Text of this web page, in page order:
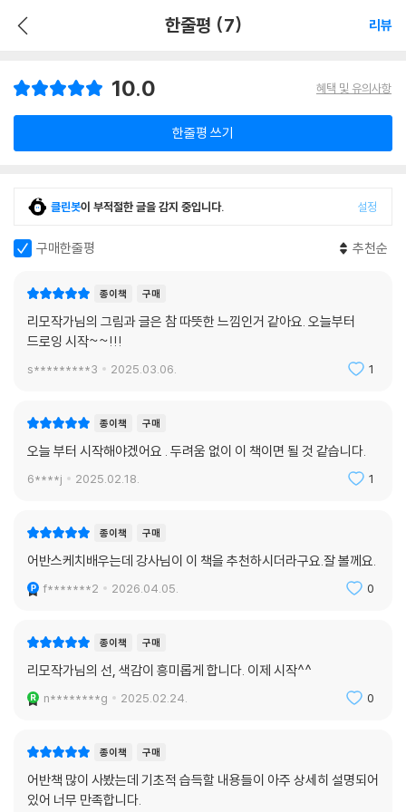
한줄평 (7) 리뷰
10.0 혜택 및 유의사항
한줄평 쓰기
클린봇이 부적절한 글을 감지 중입니다. 설정
구매한줄평 추천순
종이책 구매
리모작가님의 그림과 글은 참 따뜻한 느낌인거 같아요. 오늘부터
드로잉 시작~~!!!
s*********3 2025.03.06. 1
종이책 구매
오늘 부터 시작해야겠어요 . 두려움 없이 이 책이면 될 것 같습니다.
6****j 2025.02.18. 1
종이책 구매
어반스케치배우는데 강사님이 이 책을 추천하시더라구요.잘 볼께요.
f*******2 2026.04.05. 0
종이책 구매
리모작가님의 선, 색감이 흥미롭게 합니다. 이제 시작^^
n********g 2025.02.24. 0
종이책 구매
어반책 많이 사봤는데 기초적 습득할 내용들이 아주 상세히 설명되어
있어 너무 만족합니다.